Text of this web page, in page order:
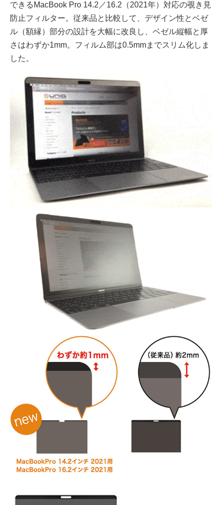
できるMacBook Pro 14.2／16.2（2021年）対応の覗き見
防止フィルター。従来品と比較して、デザイン性とベゼ
ル（額縁）部分の設計を大幅に改良し、ベゼル縦幅と厚
さはわずか1mm。フィルム部は0.5mmまでスリム化しま
した。